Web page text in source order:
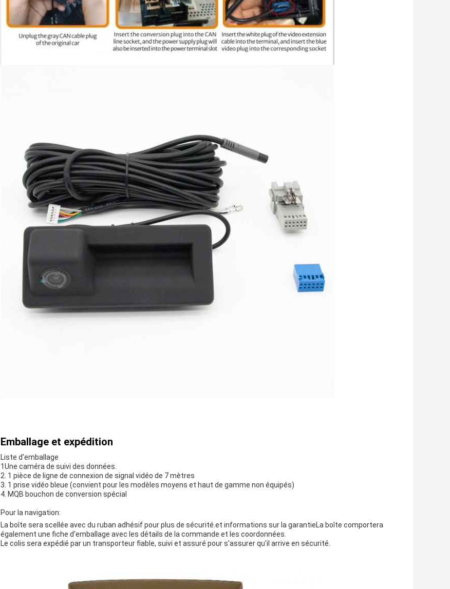
Emballage et expédition
Liste d'emballage
1Une caméra de suivi des données.
2. 1 pièce de ligne de connexion de signal vidéo de 7 mètres
3. 1 prise vidéo bleue (convient pour les modèles moyens et haut de gamme non équipés)
4. MQB bouchon de conversion spécial
Pour la navigation:
La boîte sera scellée avec du ruban adhésif pour plus de sécurité.et informations sur la garantieLa boîte comportera
également une fiche d'emballage avec les détails de la commande et les coordonnées.
Le colis sera expédié par un transporteur fiable, suivi et assuré pour s'assurer qu'il arrive en sécurité.